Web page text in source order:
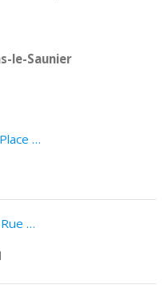
le-Saunier
Crédit Mutuel Montmorot 3 Place des Salines
Crédit Mutuel Bletterans 56 Rue Louis Le Grand